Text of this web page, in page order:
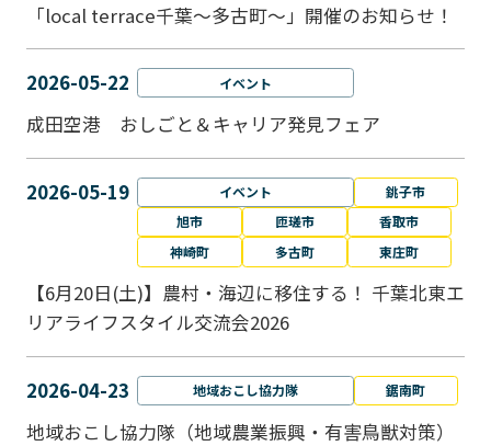
「local terrace千葉～多古町～」開催のお知らせ！
2026-05-22 イベント
成田空港 おしごと＆キャリア発見フェア
2026-05-19 イベント
銚子市
旭市
匝瑳市
香取市
神崎町
多古町 東庄町
【6月20日(土)】農村・海辺に移住する！ 千葉北東エ
リアライフスタイル交流会2026
2026-04-23 地域おこし協力隊 鋸南町
地域おこし協力隊（地域農業振興・有害鳥獣対策）